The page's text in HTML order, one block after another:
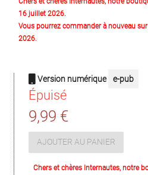
16 juillet 2026.
Vous pourrez commander à nouveau
2026.
Version numérique e-pub
Épuisé
9,99 €
AJOUTER AU PANIER
Chers et chères Internautes, notre